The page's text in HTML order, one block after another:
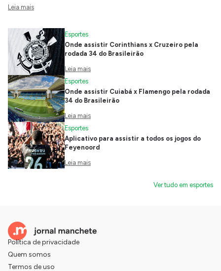
Leia mais
Esportes
Onde assistir Corinthians x Cruzeiro pela
rodada 34 do Brasileirão
Leia mais
Esportes
Onde assistir Cuiabá x Flamengo pela rodada
34 do Brasileirão
Leia mais
Esportes
Aplicativo para assistir a todos os jogos do
Feyenoord
Leia mais
Ver tudo em esportes
Política de privacidade
Quem somos
Termos de uso